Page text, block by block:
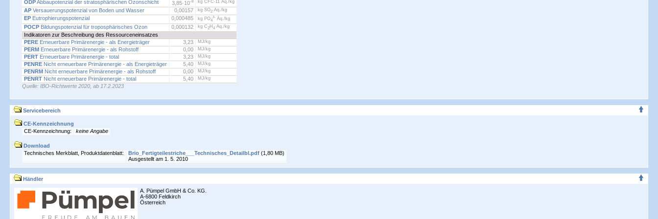
ODPAbbaupotenzial der stratosphärischen Ozonschicht 3,85·10-8 kg CFC-11 Äq./kg
AP Versauerungspotenzial von Boden und Wasser 0,00157 kg SO2 Äq./kg
EP Eutrophierungspotenzial 0,000485 kg PO4
3- Äq./kg
POCP Bildungspotenzial für troposphärisches Ozon 0,000132 kg C2H 4 Äq./kg
Indikatoren zur Beschreibung des Ressourceneinsatzes
PERE Erneuerbare Primärenergie - als Energieträger 3,23 MJ/kg
PERM Erneuerbare Primärenergie - als Rohstoff 0,00 MJ/kg
PERT Erneuerbare Primärenergie - total 3,23 MJ/kg
PENRE Nicht erneuerbare Primärenergie - als Energieträger 5,40 MJ/kg
PENRM Nicht erneuerbare Primärenergie - als Rohstoff 0,00 MJ/kg
PENRT Nicht erneuerbare Primärenergie - total 5,40 MJ/kg
Quelle: IBO-Richtwerte 2020, ab 17.2.2023
Servicebereich
CE-Kennzeichnung
CE-Kennzeichnung:
keine Angabe
Download
Technisches Merkblatt, Produktdatenblatt:
Brio_Fertigteilestriche___Technisches_Detailbl.pdf (1,80 MB)
Ausgestellt am 1. 5. 2010
Händler
A. Pümpel GmbH & Co. KG.
A-6800 Feldkirch
Österreich